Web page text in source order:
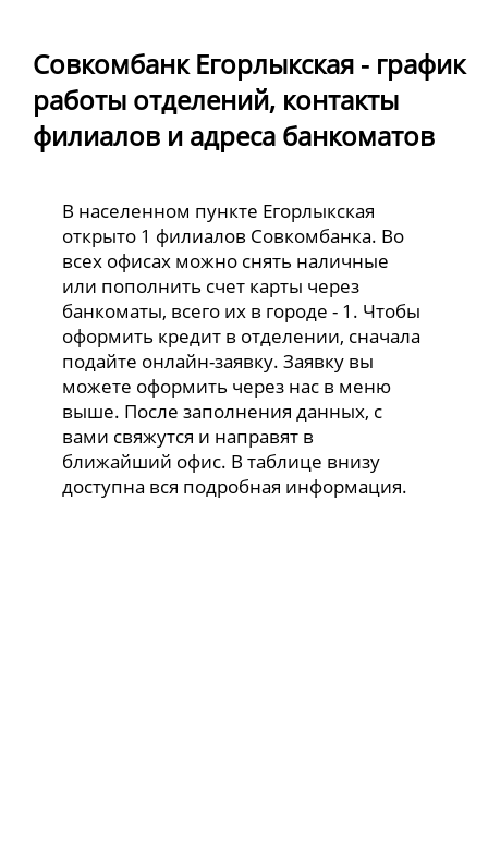
Совкомбанк Егорлыкская - график
работы отделений, контакты
филиалов и адреса банкоматов
В населенном пункте Егорлыкская
открыто 1 филиалов Совкомбанка. Во
всех офисах можно снять наличные
или пополнить счет карты через
банкоматы, всего их в городе - 1. Чтобы
оформить кредит в отделении, сначала
подайте онлайн-заявку. Заявку вы
можете оформить через нас в меню
выше. После заполнения данных, с
вами свяжутся и направят в
ближайший офис. В таблице внизу
доступна вся подробная информация.